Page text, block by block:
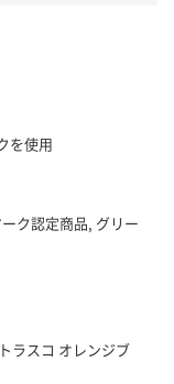
を使用
ク認定商品, グリー
ラスコ オレンジブ